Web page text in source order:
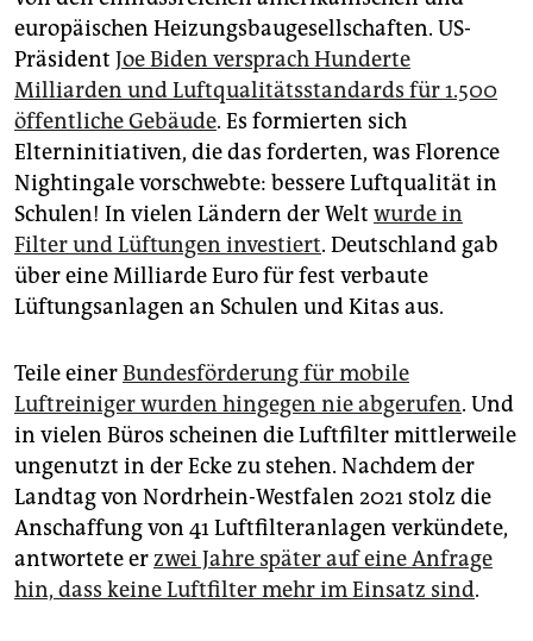
europäischen Heizungsbaugesellschaften. US-
Präsident Joe Biden versprach Hunderte
Milliarden und Luftqualitätsstandards für 1.500
öffentliche Gebäude. Es formierten sich
Elterninitiativen, die das forderten, was Florence
Nightingale vorschwebte: bessere Luftqualität in
Schulen! In vielen Ländern der Welt wurde in
Filter und Lüftungen investiert. Deutschland gab
über eine Milliarde Euro für fest verbaute
Lüftungsanlagen an Schulen und Kitas aus.
Teile einerBundesförderung für mobile
Luftreiniger wurden hingegen nie abgerufen. Und
in vielen Büros scheinen die Luftfilter mittlerweile
ungenutzt in der Ecke zu stehen. Nachdem der
Landtag von Nordrhein-Westfalen 2021 stolz die
Anschaffung von 41 Luftfilteranlagen verkündete,
antwortete erzwei Jahre später auf eine Anfrage
hin, dass keine Luftfilter mehr im Einsatz sind.